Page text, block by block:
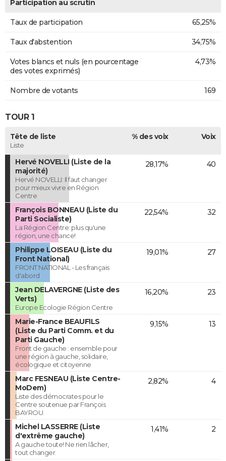
Participation au scrutin
Taux de participation 65,25%
Taux d'abstention 34,75%
Votes blancs et nuls (en pourcentage
des votes exprimés)
4,73%
Nombre de votants 169
TOUR 1
Tête de liste
Liste
% des voix Voix
Hervé NOVELLI (Liste de la
majorité)
Hervé NOVELLI: Il faut changer
pour mieux vivre en Région
Centre
28,17% 40
François BONNEAU (Liste du
Parti Socialiste)
La Région Centre: plus qu'une
région, une chance!
22,54% 32
Philippe LOISEAU (Liste du
Front National)
FRONT NATIONAL - Les français
d'abord
19,01% 27
Jean DELAVERGNE (Liste des
Verts)
Europe Ecologie Région Centre
16,20% 23
Marie-France BEAUFILS
(Liste du Parti Comm. et du
Parti Gauche)
Front de gauche : ensemble pour
une région à gauche, solidaire,
écologique et citoyenne
9,15% 13
Marc FESNEAU (Liste Centre-
MoDem)
Liste des démocrates pour le
Centre soutenue par François
BAYROU.
2,82% 4
Michel LASSERRE (Liste
d'extrême gauche)
A gauche toute! Ne rien lâcher,
tout changer.
1,41% 2